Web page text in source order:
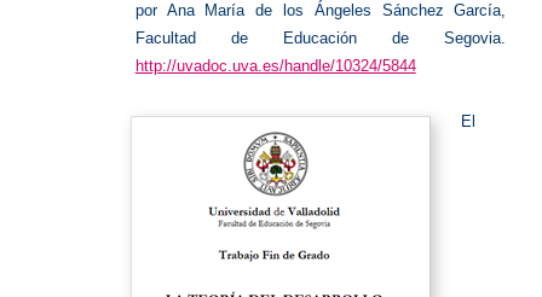
por Ana María de los Ángeles Sánchez García,
Facultad de Educación de Segovia.
http://uvadoc.uva.es/handle/10324/5844
El